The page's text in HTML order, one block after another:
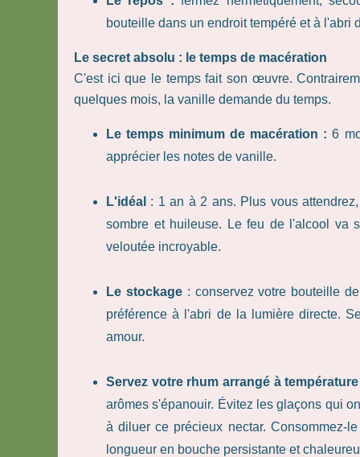
bouteille dans un endroit tempéré et à l'abri
Le secret absolu : le temps de macération
C'est ici que le temps fait son œuvre.
quelques mois, la vanille demande du temps.
Le temps minimum de macération : 6
apprécier les notes de vanille.
L'idéal : 1 an à 2 ans. Plus vous
sombre et huileuse. Le feu de l'alcool va
veloutée incroyable.
Le stockage: conservez votre bouteille
préférence à l'abri de la lumière directe.
amour.
Servez votre rhum arrangé à
arômes s'épanouir. Évitez les glaçons qui
à diluer ce précieux nectar. Consommez-
longueur en bouche persistante et